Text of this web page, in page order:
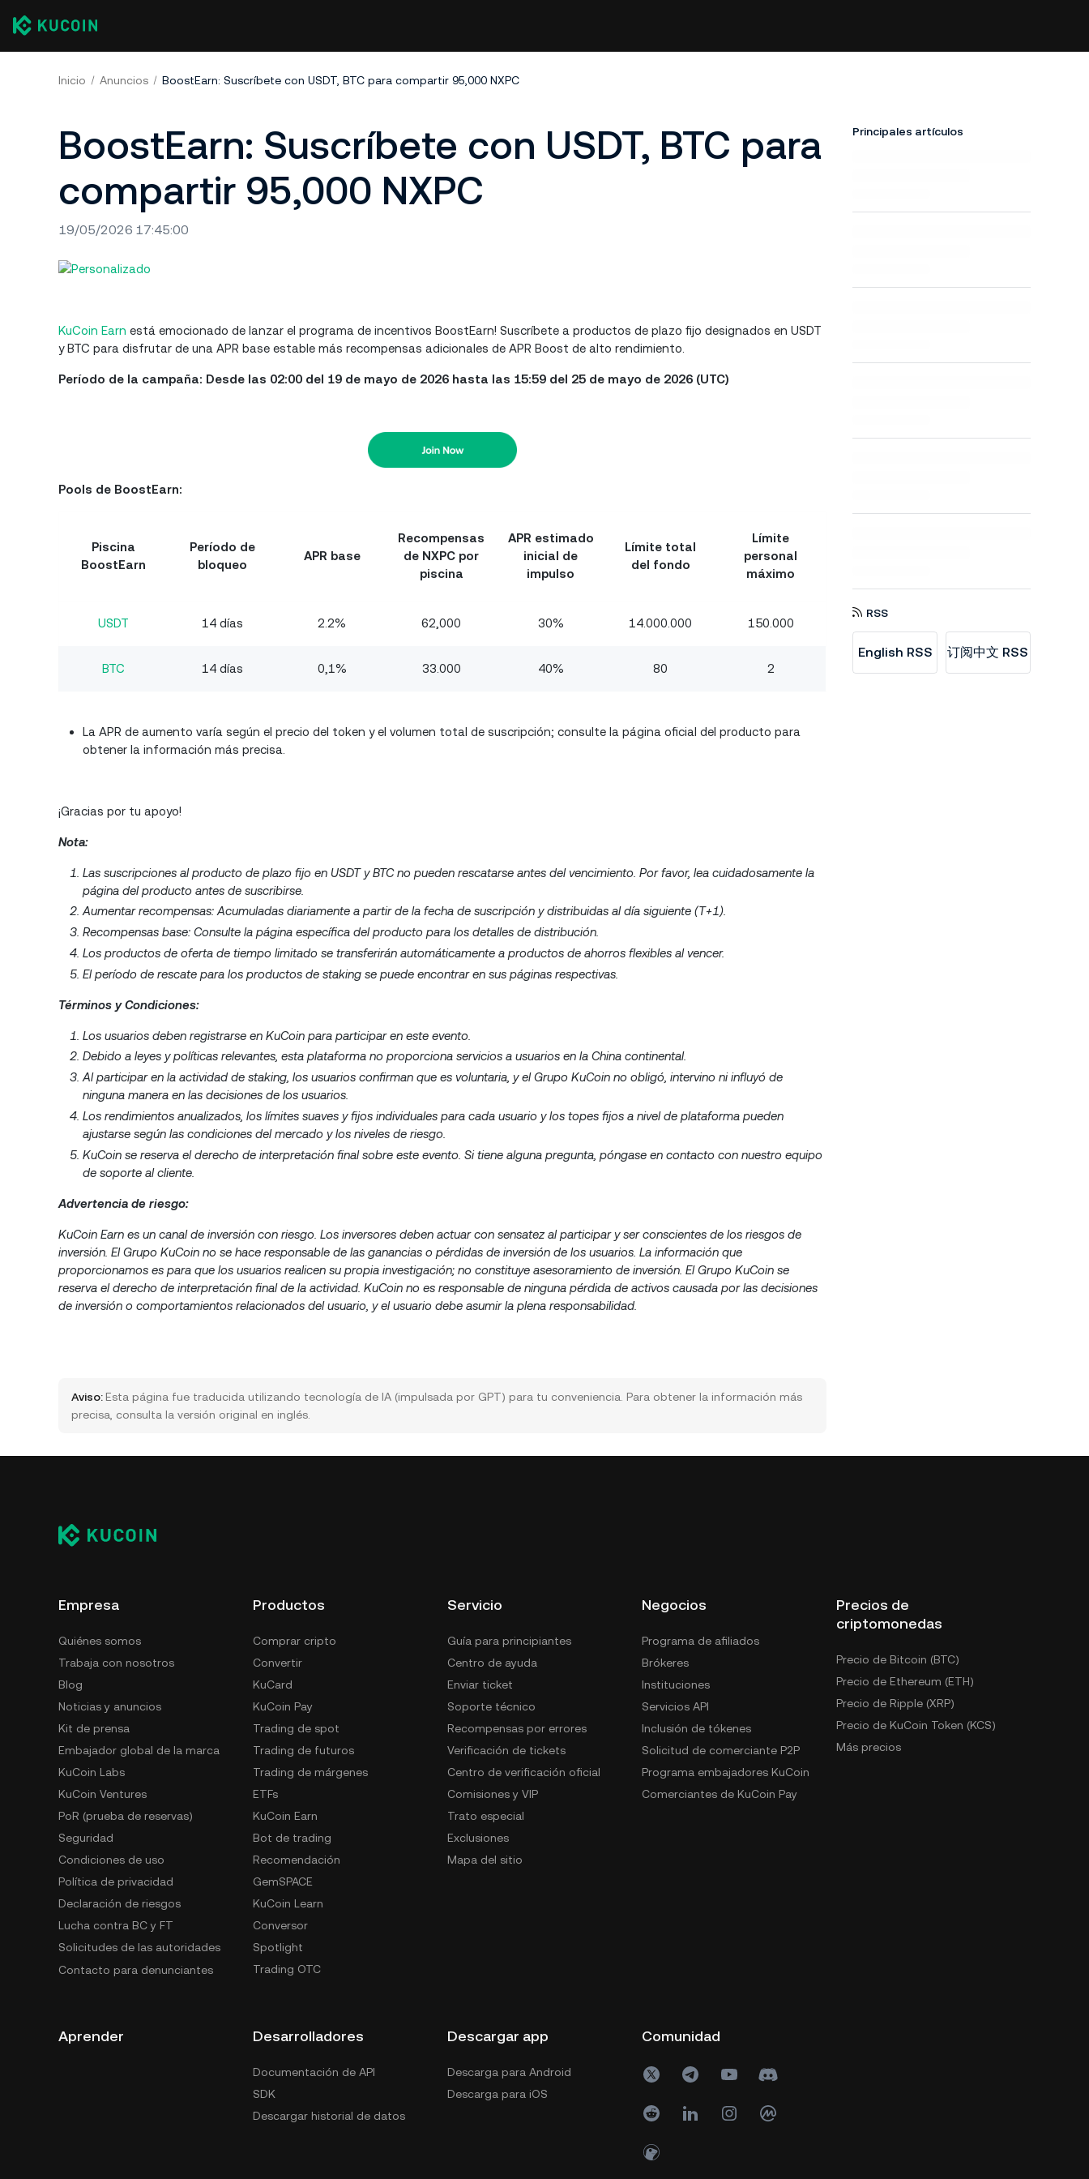
Inicio Anuncios BoostEarn: Suscríbete con USDT, BTC para compartir 95,000 NXPC
BoostEarn: Suscríbete con USDT, BTC para
compartir 95,000 NXPC
19/05/2026 17:45:00
KuCoin Earn está emocionado de lanzar el programa de incentivos BoostEarn! Suscríbete a productos de plazo fijo designados en USDT
y BTC para disfrutar de una APR base estable más recompensas adicionales de APR Boost de alto rendimiento.
Período de la campaña: Desde las 02:00 del 19 de mayo de 2026 hasta las 15:59 del 25 de mayo de 2026 (UTC)
Pools de BoostEarn:
Piscina
BoostEarn
Período de
bloqueo
APR base
Recompensas
de NXPC por
piscina
APR estimado
inicial de
impulso
Límite total
del fondo
Límite
personal
máximo
USDT 14 días 2.2% 62,000 30% 14.000.000 150.000
BTC 14 días 0,1% 33.000 40% 80 2
La APR de aumento varía según el precio del token y el volumen total de suscripción; consulte la página oficial del producto para
obtener la información más precisa.
¡Gracias por tu apoyo!
Nota:
Las suscripciones al producto de plazo fijo en USDT y BTC no pueden rescatarse antes del vencimiento. Por favor, lea cuidadosamente la
página del producto antes de suscribirse.
Aumentar recompensas: Acumuladas diariamente a partir de la fecha de suscripción y distribuidas al día siguiente (T+1).
Recompensas base: Consulte la página específica del producto para los detalles de distribución.
Los productos de oferta de tiempo limitado se transferirán automáticamente a productos de ahorros flexibles al vencer.
El período de rescate para los productos de staking se puede encontrar en sus páginas respectivas.
Términos y Condiciones:
Los usuarios deben registrarse en KuCoin para participar en este evento.
Debido a leyes y políticas relevantes, esta plataforma no proporciona servicios a usuarios en la China continental.
Al participar en la actividad de staking, los usuarios confirman que es voluntaria, y el Grupo KuCoin no obligó, intervino ni influyó de
ninguna manera en las decisiones de los usuarios.
Los rendimientos anualizados, los límites suaves y fijos individuales para cada usuario y los topes fijos a nivel de plataforma pueden
ajustarse según las condiciones del mercado y los niveles de riesgo.
KuCoin se reserva el derecho de interpretación final sobre este evento. Si tiene alguna pregunta, póngase en contacto con nuestro equipo
de soporte al cliente.
Advertencia de riesgo:
KuCoin Earn es un canal de inversión con riesgo. Los inversores deben actuar con sensatez al participar y ser conscientes de los riesgos de
inversión. El Grupo KuCoin no se hace responsable de las ganancias o pérdidas de inversión de los usuarios. La información que
proporcionamos es para que los usuarios realicen su propia investigación; no constituye asesoramiento de inversión. El Grupo KuCoin se
reserva el derecho de interpretación final de la actividad. KuCoin no es responsable de ninguna pérdida de activos causada por las decisiones
de inversión o comportamientos relacionados del usuario, y el usuario debe asumir la plena responsabilidad.
Aviso: Esta página fue traducida utilizando tecnología de IA (impulsada por GPT) para tu conveniencia. Para obtener la información más
precisa, consulta la versión original en inglés.
Principales artículos
RSS
English RSS 订阅中文 RSS
Empresa
Quiénes somos
Trabaja con nosotros
Blog
Noticias y anuncios
Kit de prensa
Embajador global de la marca
KuCoin Labs
KuCoin Ventures
PoR (prueba de reservas)
Seguridad
Condiciones de uso
Política de privacidad
Declaración de riesgos
Lucha contra BC y FT
Solicitudes de las autoridades
Contacto para denunciantes
Productos
Comprar cripto
Convertir
KuCard
KuCoin Pay
Trading de spot
Trading de futuros
Trading de márgenes
ETFs
KuCoin Earn
Bot de trading
Recomendación
GemSPACE
KuCoin Learn
Conversor
Spotlight
Trading OTC
Servicio
Guía para principiantes
Centro de ayuda
Enviar ticket
Soporte técnico
Recompensas por errores
Verificación de tickets
Centro de verificación oficial
Comisiones y VIP
Trato especial
Exclusiones
Mapa del sitio
Negocios
Programa de afiliados
Brókeres
Instituciones
Servicios API
Inclusión de tókenes
Solicitud de comerciante P2P
Programa embajadores KuCoin
Comerciantes de KuCoin Pay
Precios de
criptomonedas
Precio de Bitcoin (BTC)
Precio de Ethereum (ETH)
Precio de Ripple (XRP)
Precio de KuCoin Token (KCS)
Más precios
Aprender Desarrolladores
Documentación de API
SDK
Descargar historial de datos
Descargar app
Descarga para Android
Descarga para iOS
Comunidad